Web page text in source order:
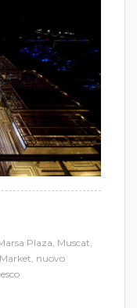
Plaza, Muscat,
, nuovo